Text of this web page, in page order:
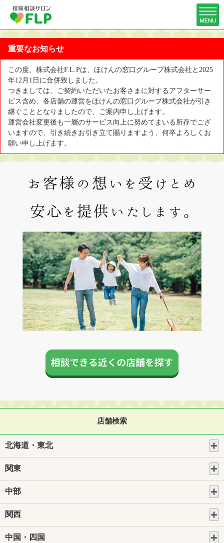
重要なお知らせ
この度、株式会社F.L.Pは、ほけんの窓口グループ株式会社と2025
年12月1日に合併致しました。
つきましては、ご契約いただいたお客さまに対するアフターサー
ビス含め、各店舗の運営をほけんの窓口グループ株式会社が引き
継ぐこととなりましたので、ご案内申し上げます。
運営会社変更後も一層のサービス向上に努めてまいる所存でござ
いますので、引き続きお引き立て賜りますよう、何卒よろしくお
願い申し上げます。
店舗検索
北海道・東北
関東
中部
関西
中国・四国